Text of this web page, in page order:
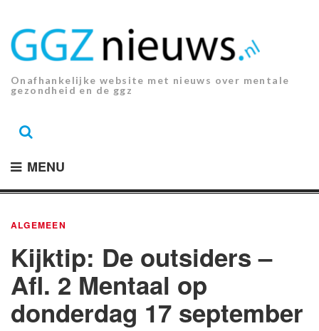
inhoud.
Onafhankelijke website met nieuws over mentale
gezondheid en de ggz
MENU
ALGEMEEN
Kijktip: De outsiders –
Afl. 2 Mentaal op
donderdag 17 september